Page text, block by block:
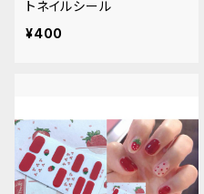
トネイルシール
¥400